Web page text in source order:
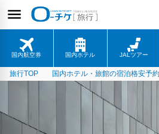
国内航空券 国内ホテル JALツアー
旅行TOP 国内ホテル・旅館の宿泊格安予